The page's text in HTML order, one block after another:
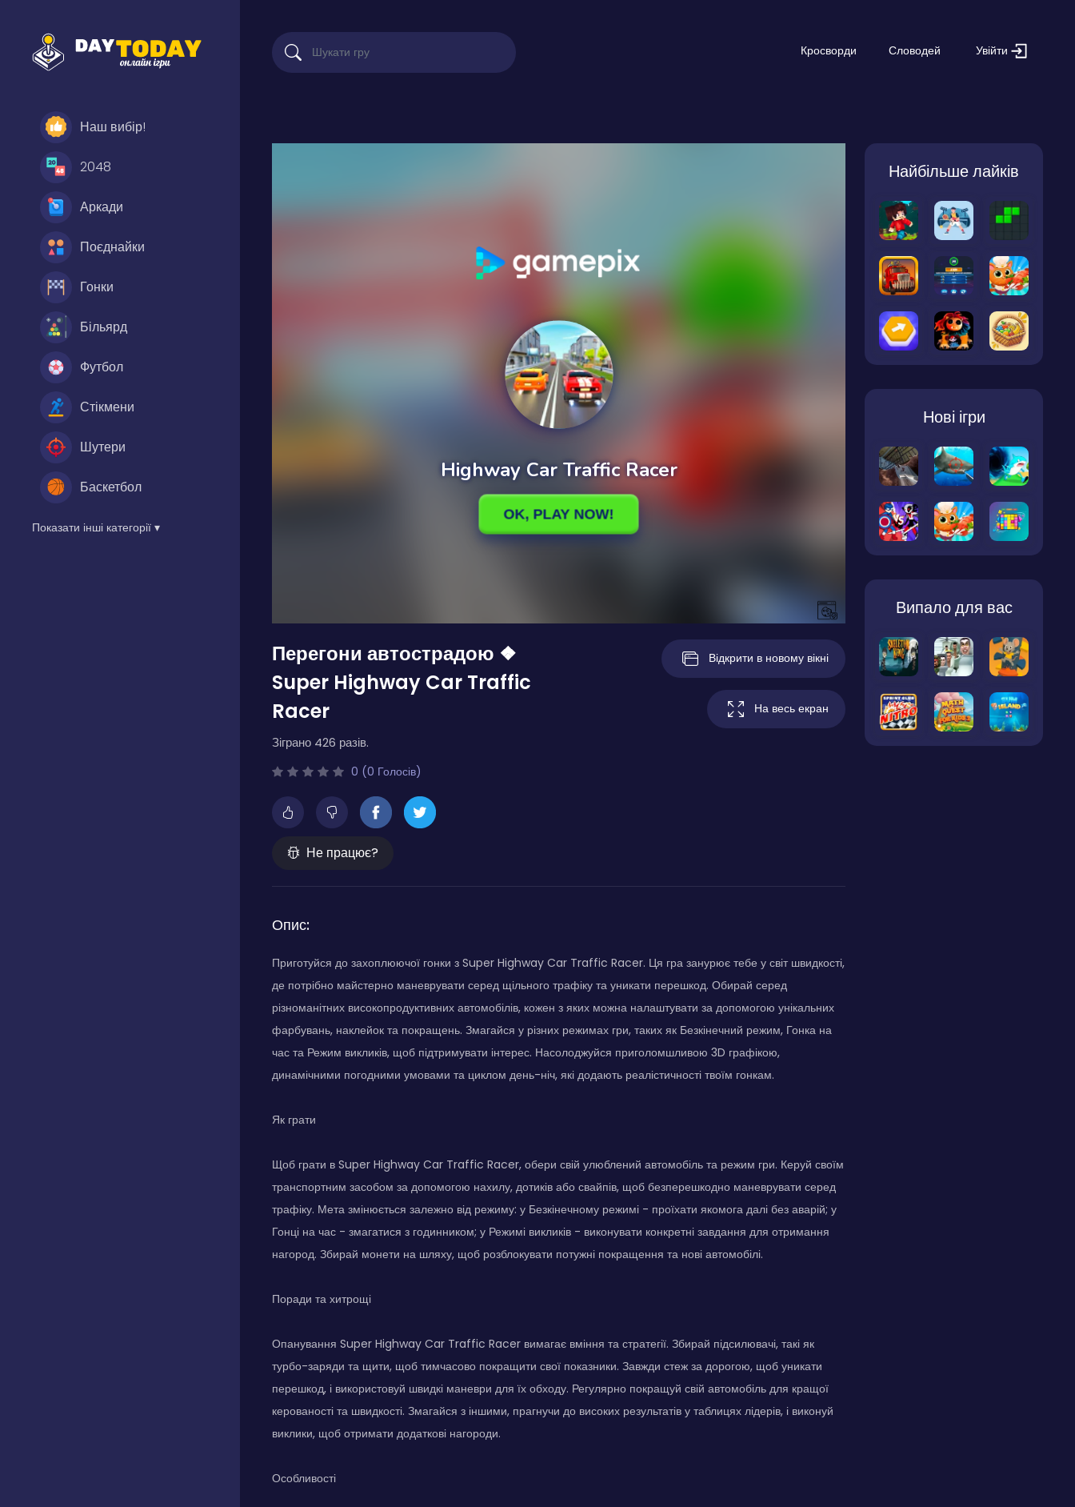
Наш вибір!
2048
Аркади
Поєднайки
Гонки
Більярд
Футбол
Стікмени
Шутери
Баскетбол
Показати інші категорії ▾
Кросворди Словодей Увійти
Перегони автострадою ❖
Super Highway Car Traffic
Racer
Зіграно 426 разів.
0 (0 Голосів)
Не працює?
Відкрити в новому вікні
На весь екран
Опис:
Приготуйся до захоплюючої гонки з Super Highway Car Traffic Racer. Ця гра занурює тебе у світ швидкості,
де потрібно майстерно маневрувати серед щільного трафіку та уникати перешкод. Обирай серед
різноманітних високопродуктивних автомобілів, кожен з яких можна налаштувати за допомогою унікальних
фарбувань, наклейок та покращень. Змагайся у різних режимах гри, таких як Безкінечний режим, Гонка на
час та Режим викликів, щоб підтримувати інтерес. Насолоджуйся приголомшливою 3D графікою,
динамічними погодними умовами та циклом день-ніч, які додають реалістичності твоїм гонкам.
Як грати
Щоб грати в Super Highway Car Traffic Racer, обери свій улюблений автомобіль та режим гри. Керуй своїм
транспортним засобом за допомогою нахилу, дотиків або свайпів, щоб безперешкодно маневрувати серед
трафіку. Мета змінюється залежно від режиму: у Безкінечному режимі - проїхати якомога далі без аварій; у
Гонці на час - змагатися з годинником; у Режимі викликів - виконувати конкретні завдання для отримання
нагород. Збирай монети на шляху, щоб розблокувати потужні покращення та нові автомобілі.
Поради та хитрощі
Опанування Super Highway Car Traffic Racer вимагає вміння та стратегії. Збирай підсилювачі, такі як
турбо-заряди та щити, щоб тимчасово покращити свої показники. Завжди стеж за дорогою, щоб уникати
перешкод, і використовуй швидкі маневри для їх обходу. Регулярно покращуй свій автомобіль для кращої
керованості та швидкості. Змагайся з іншими, прагнучи до високих результатів у таблицях лідерів, і виконуй
виклики, щоб отримати додаткові нагороди.
Особливості
Найбільше лайків
Нові ігри
Випало для вас